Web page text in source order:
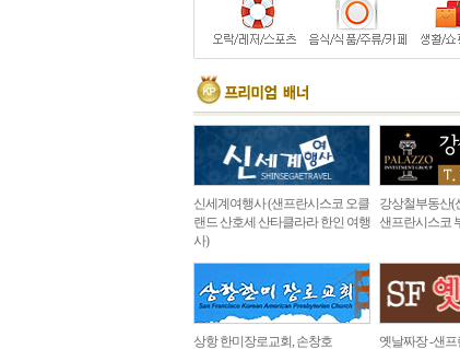
신세계여행사 (샌프란시스코 오클
랜드 산호세 산타클라라 한인 여행
사)
강상철부동산(
샌프란시스코
상항 한미장로교회, 손창호
옛날짜장 -샌